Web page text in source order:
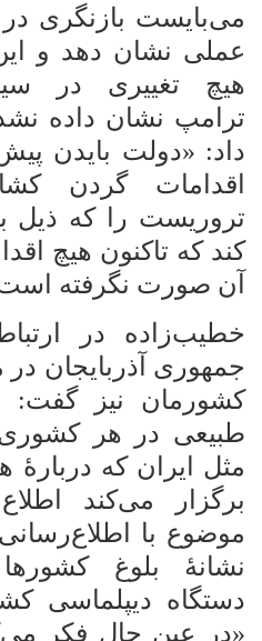
می‌بایست بازنگری
عملی نشان دهد و
هیچ تغییری در
ترامپ نشان داده
داد: «دولت بایدن
اقدامات گردن
تروریست را که ذیل
کند که تاکنون هیچ
آن صورت نگرفته
خطیب‌زاده در
جمهوری آذربایجان
کشورمان نیز گفت:
طبیعی در هر
مثل ایران که
برگزار می‌کند
موضوع با
نشانۀ بلوغ
دستگاه دیپلماسی
«در عین حال فکر